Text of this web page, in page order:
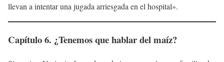
llevan a intentar una jugada arriesgada en el hospital».
Capítulo 6. ¿Tenemos que hablar del maíz?